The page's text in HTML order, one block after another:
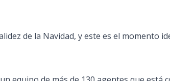
de la Navidad, y este es el momento